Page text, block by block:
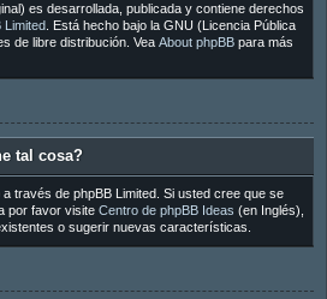
es desarrollada, publicada y contiene derechos
Limited. Está hecho bajo la GNU (Licencia Pública
de libre distribución. Vea About phpBBpara más
tal cosa?
través de phpBB Limited. Si usted cree que se
por favor visite Centro de phpBB Ideas (en Inglés),
o sugerir nuevas características.